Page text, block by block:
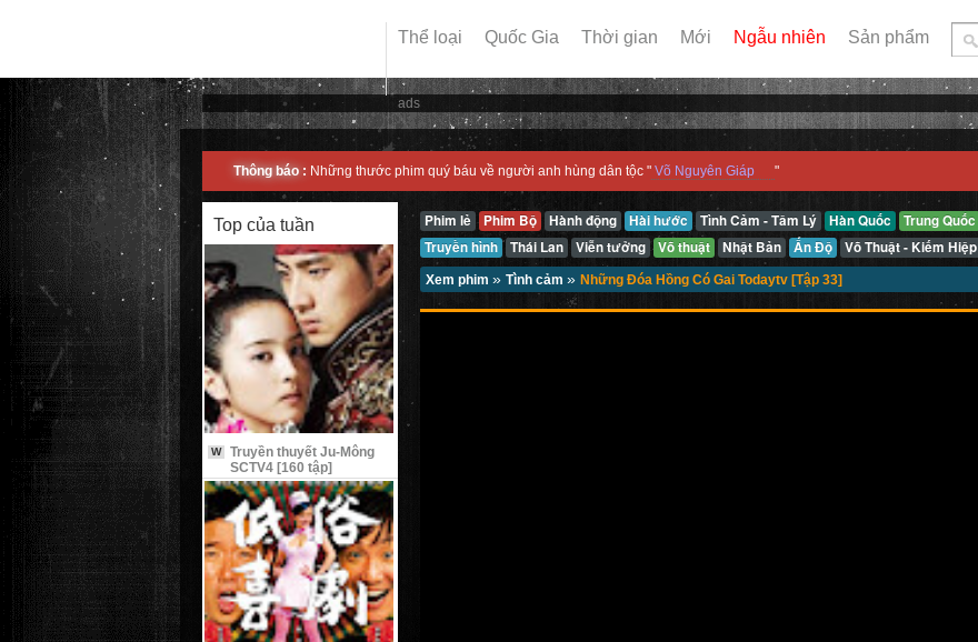
Thể loại Quốc Gia Thời gian Mới Ngẫu nhiên Sản phẩm
ads
Thông báo : Những thước phim quý báu về người anh hùng dân tộc " Võ Nguyên Giáp "
Top của tuần
W
Truyền thuyết Ju-Mông
SCTV4 [160 tập]
Phim lẻ Phim Bộ Hành động Hài hước Tình Cảm - Tâm Lý Hàn Quốc Trung Quốc
Truyền hình
Thái Lan Viễn tưởng Võ thuật Nhật Bản Ấn Độ Võ Thuật - Kiếm Hiệp
Xem phim » Tình cảm » Những Đóa Hồng Có Gai Todaytv [Tập 33]